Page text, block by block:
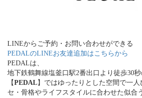
LINEからご予約・お問い合わせができる
PEDALのLINEお友達追加はこちらから
PEDALは、
地下鉄鶴舞線塩釜口駅2番出口より徒歩30
【PEDAL】ではゆったりとした空間で一
セ・骨格やライフスタイルに合わせた似合